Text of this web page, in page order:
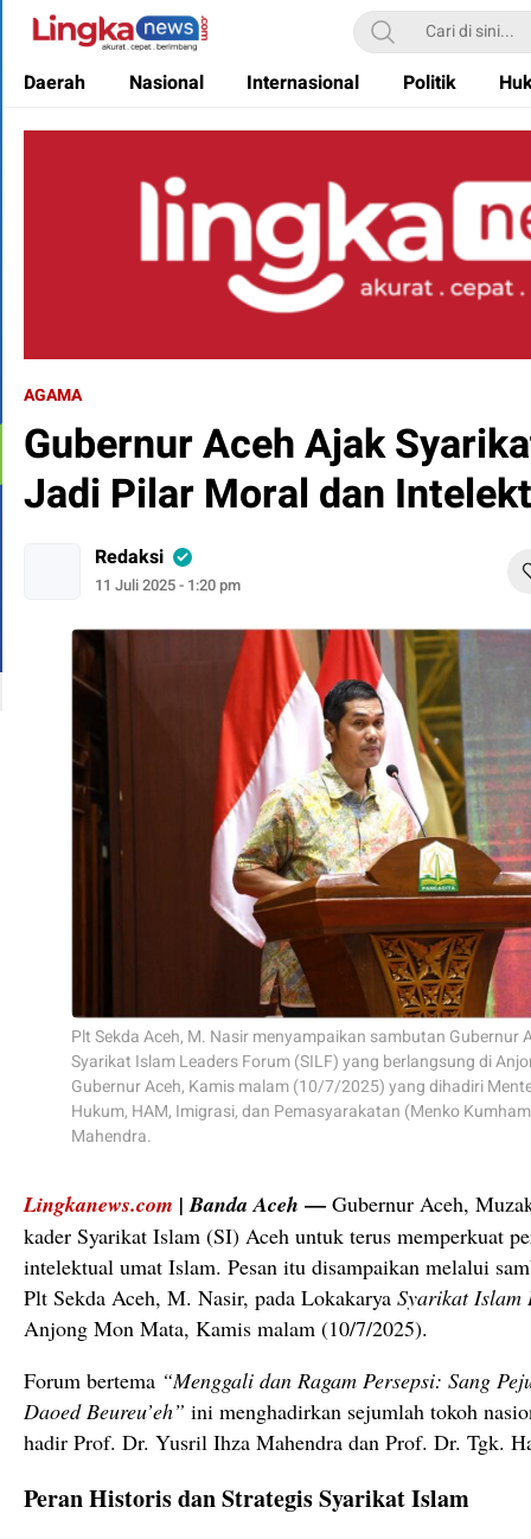
Lingkanews
Akurat. Cepat & Berimbang
Daerah Nasional Internasional Politik
AGAMA
Gubernur Aceh Ajak
Jadi Pilar Moral dan
Redaksi
11 Juli 2025 - 1:20 pm
Plt Sekda Aceh, M. Nasir menyampaikan sambutan Gubernur
Syarikat Islam Leaders Forum (SILF) yang berlangsung di
Gubernur Aceh, Kamis malam (10/7/2025) yang dihadiri
Hukum, HAM, Imigrasi, dan Pemasyarakatan (Menko
Mahendra.
Lingkanews.com | Banda Aceh — Gubernur Aceh,
kader Syarikat Islam (SI) Aceh untuk terus memperkuat
intelektual umat Islam. Pesan itu disampaikan melalui
Plt Sekda Aceh, M. Nasir, pada Lokakarya Syarikat Islam
Anjong Mon Mata, Kamis malam (10/7/2025).
Forum bertema “Menggali dan Ragam Persepsi: Sang
Daoed Beureu’eh” ini menghadirkan sejumlah tokoh
hadir Prof. Dr. Yusril Ihza Mahendra dan Prof. Dr. Tgk.
Peran Historis dan Strategis Syarikat Islam